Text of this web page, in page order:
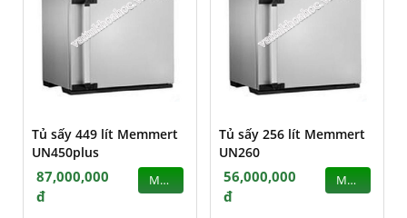
Tủ sấy 449 lít Memmert
UN450plus
87,000,000
đ
MUA
Tủ sấy 256 lít Memmert
UN260
56,000,000
đ
MUA